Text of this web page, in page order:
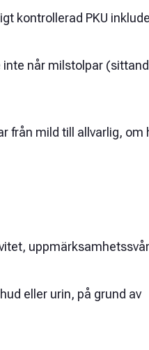
kontrollerad PKU
når milstolpar
från mild till allvarlig, om
eller urin, på grund av